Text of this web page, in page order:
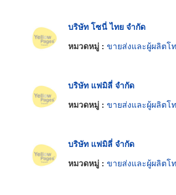
บริษัท โซนี่ ไทย จำกัด
หมวดหมู่ : ขายส่งและผู้ผลิตโ
บริษัท แฟมิลี่ จำกัด
หมวดหมู่ : ขายส่งและผู้ผลิตโ
บริษัท แฟมิลี่ จำกัด
หมวดหมู่ : ขายส่งและผู้ผลิตโ